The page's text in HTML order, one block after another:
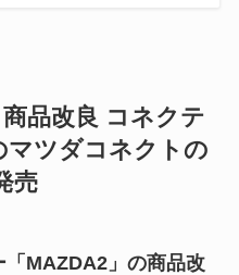
品改良 コネクテ
マツダコネクトの
売
MAZDA2」の商品改